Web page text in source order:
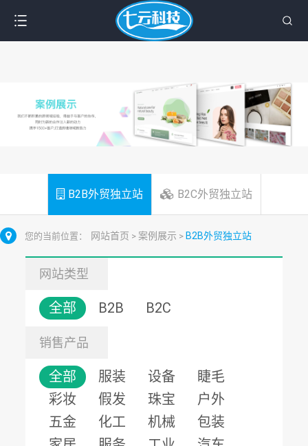
B2B外贸独立站 B2C外贸独立站
您的当前位置： 网站首页 > 案例展示 > B2B外贸独立站
网站类型
全部 B2B B2C
销售产品
全部 服装 设备
睫毛
彩妆
假发 珠宝
户外
五金
化工 机械
包装